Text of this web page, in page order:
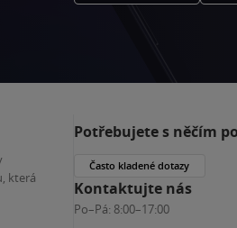
která
Potřebujete s něčím
Často kladené dotazy
Kontaktujte nás
Po–Pá: 8:00–17:00